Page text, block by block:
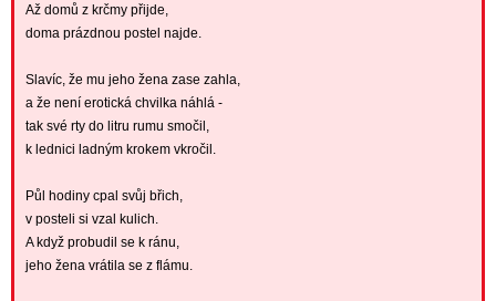
Až domů z krčmy přijde,
doma prázdnou postel najde.
Slavíc, že mu jeho žena zase zahla,
a že není erotická chvilka náhlá -
tak své rty do litru rumu smočil,
k lednici ladným krokem vkročil.
Půl hodiny cpal svůj břich,
v posteli si vzal kulich.
A když probudil se k ránu,
jeho žena vrátila se z flámu.